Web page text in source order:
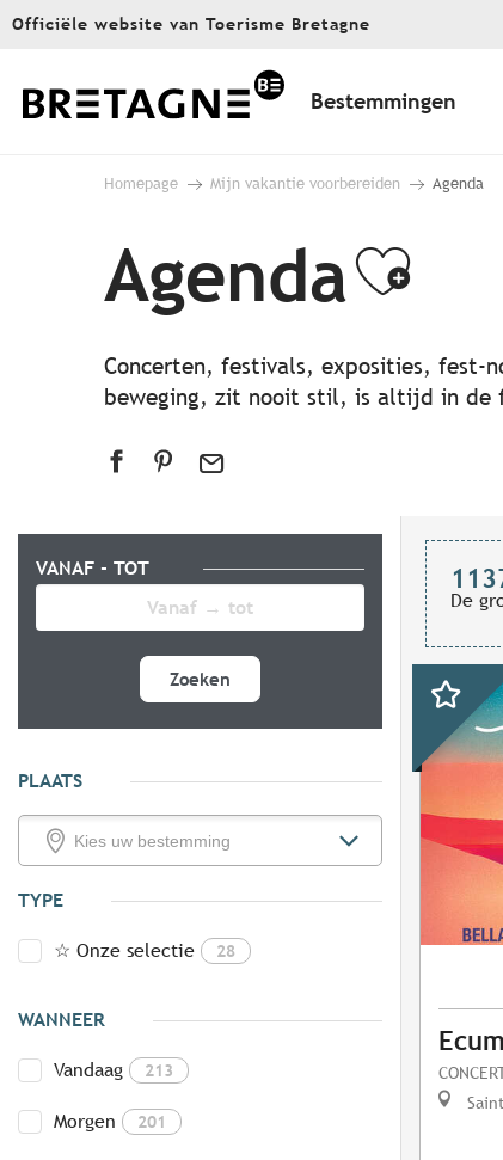
Aller
principal
Officiële website van Toerisme Bretagne
Bestemmingen
Homepage Mijn vakantie voorbereiden Agenda
Agenda
Concerten, festivals, exposities, fest-
beweging, zit nooit stil, is altijd in de
VANAF - TOT
Zoeken
PLAATS
TYPE
☆ Onze selectie 28
WANNEER
Vandaag 213
Morgen 201
De